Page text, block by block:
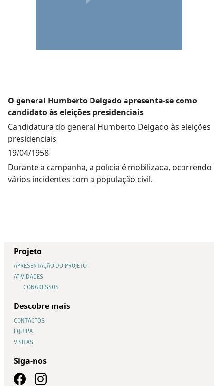
O general Humberto Delgado apresenta-se como
candidato às eleições presidenciais
Candidatura do general Humberto Delgado às eleições
presidenciais
19/04/1958
Durante a campanha, a polícia é mobilizada, ocorrendo
vários incidentes com a população civil.
Projeto
APRESENTAÇÃO DO PROJETO
ATIVIDADES
CONGRESSOS
Descobre mais
CONTACTOS
EQUIPA
VISITAS
Siga-nos